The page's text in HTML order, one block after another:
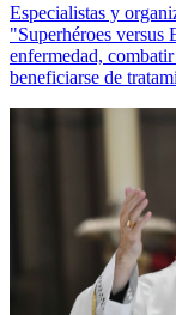
Especialistas y
"Superhéroes versus
enfermedad,
beneficiarse de